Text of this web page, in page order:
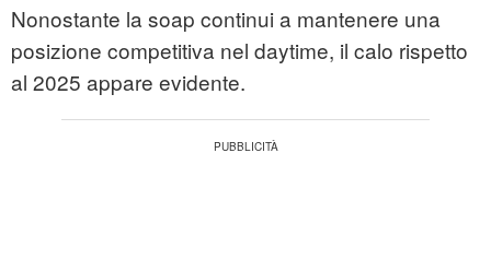
Nonostante la soap continui a mantenere una
posizione competitiva nel daytime, il calo rispetto
al 2025 appare evidente.